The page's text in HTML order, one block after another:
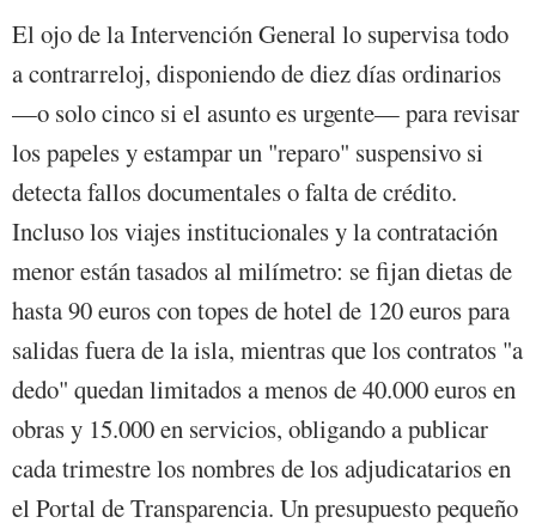
El ojo de la Intervención General lo supervisa todo
a contrarreloj, disponiendo de diez días ordinarios
—o solo cinco si el asunto es urgente— para revisar
los papeles y estampar un "reparo" suspensivo si
detecta fallos documentales o falta de crédito.
Incluso los viajes institucionales y la contratación
menor están tasados al milímetro: se fijan dietas de
hasta 90 euros con topes de hotel de 120 euros para
salidas fuera de la isla, mientras que los contratos "a
dedo" quedan limitados a menos de 40.000 euros en
obras y 15.000 en servicios, obligando a publicar
cada trimestre los nombres de los adjudicatarios en
el Portal de Transparencia. Un presupuesto pequeño